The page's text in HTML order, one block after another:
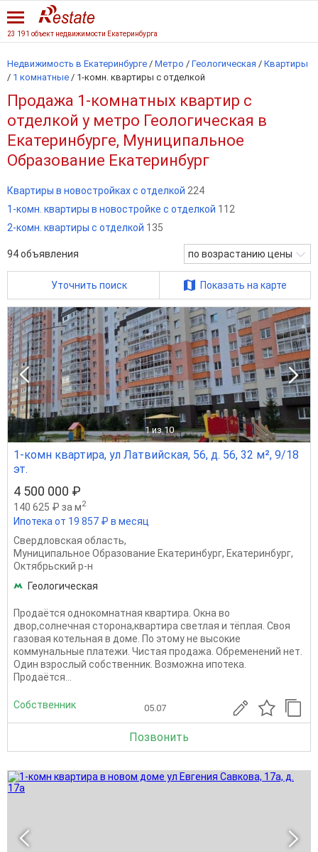
23 191 объект недвижимости Екатеринбурга
Недвижимость в Екатеринбурге / Метро / Геологическая / Квартиры
/ 1 комнатные / 1-комн. квартиры с отделкой
Продажа 1-комнатных квартир с
отделкой у метро Геологическая в
Екатеринбурге, Муниципальное
Образование Екатеринбург
Квартиры в новостройках с отделкой 224
1-комн. квартиры в новостройке с отделкой 112
2-комн. квартиры с отделкой 135
94объявления по возрастанию цены
Уточнить поиск Показать на карте
1 из 10
1-комн квартира, ул Латвийская, 56, д. 56, 32 м², 9/18
эт.
4 500 000 ₽
140 625 ₽ за м2
Ипотека от 19 857 ₽ в месяц
Свердловская область,
Муниципальное Образование Екатеринбург, Екатеринбург,
Октябрьский р-н
Геологическая
Продаётся однокомнатная квартира. Окна во
двор,солнечная сторона,квартира светлая и тёплая. Своя
газовая котельная в доме. По этому не высокие
коммунальные платежи. Чистая продажа. Обременений нет.
Один взрослый собственник. Возможна ипотека.
Продаётся...
Собственник 05.07
Позвонить